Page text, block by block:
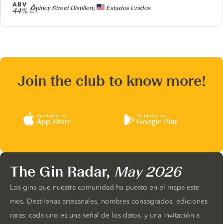
Producer
Quincy Street Distillery, Estados Unidos
ABV
44%
Join the club to know more!
Available on
App Store
Available on
Google Play
The Gin Radar, May 2026
Los gins que nuestra comunidad ha puesto en el mapa este
mes. Destilerías artesanales, nombres consagrados, ediciones
raras: cada uno es una señal de los datos, y una invitación a